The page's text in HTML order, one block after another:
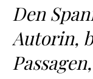
Den
Autorin,